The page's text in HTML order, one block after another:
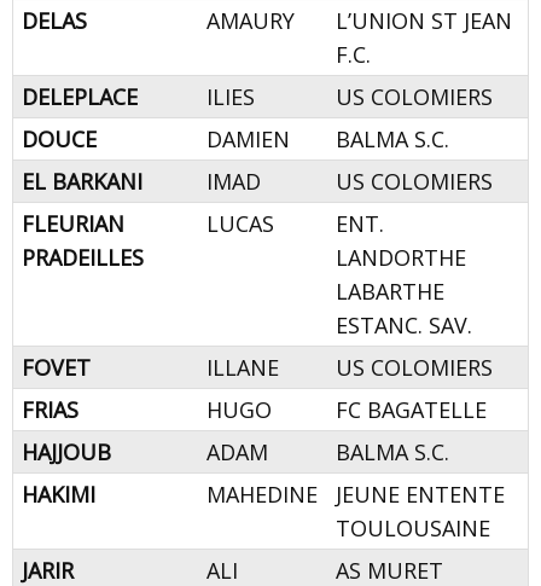
DELAS
AMAURY
L’UNION ST JEAN
F.C.
DELEPLACE
ILIES
US COLOMIERS
DOUCE
DAMIEN
BALMA S.C.
EL BARKANI
IMAD
US COLOMIERS
FLEURIAN
PRADEILLES
LUCAS
ENT.
LANDORTHE
LABARTHE
ESTANC. SAV.
FOVET
ILLANE
US COLOMIERS
FRIAS
HUGO
FC BAGATELLE
HAJJOUB
ADAM
BALMA S.C.
HAKIMI
MAHEDINE
JEUNE ENTENTE
TOULOUSAINE
JARIR
ALI
AS MURET